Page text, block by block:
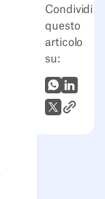
Condividi
questo
articolo
su:
WhatsApp
X (Twitter)
Link